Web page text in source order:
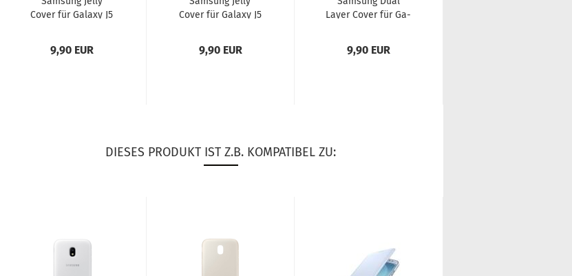
Cover für Ga­la­xy J5
9,90 EUR
Cover für Ga­la­xy J5
9,90 EUR
Layer Cover für Ga­
9,90 EUR
DIESES PRODUKT IST Z.B. KOMPATIBEL ZU: